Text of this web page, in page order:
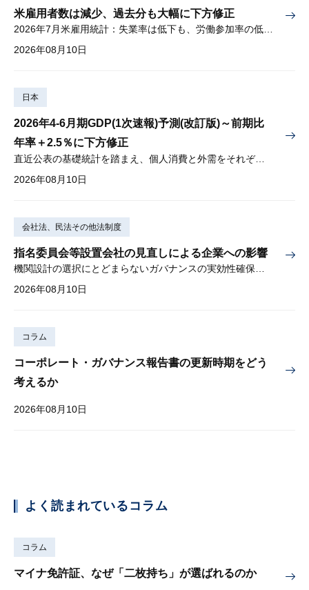
米雇用者数は減少、過去分も大幅に下方修正
2026年7月米雇用統計：失業率は低下も、労働参加率の低下に懸念
2026年08月10日
日本
2026年4-6月期GDP(1次速報)予測(改訂版)～前期比
年率＋2.5％に下方修正
直近公表の基礎統計を踏まえ、個人消費と外需をそれぞれ下方修正
2026年08月10日
会社法、民法その他法制度
指名委員会等設置会社の見直しによる企業への影響
機関設計の選択にとどまらないガバナンスの実効性確保が重要
2026年08月10日
コラム
コーポレート・ガバナンス報告書の更新時期をどう
考えるか
2026年08月10日
よく読まれているコラム
コラム
マイナ免許証、なぜ「二枚持ち」が選ばれるのか